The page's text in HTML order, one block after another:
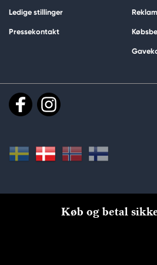
Ledige stillinger
Pressekontakt
Køb og betal